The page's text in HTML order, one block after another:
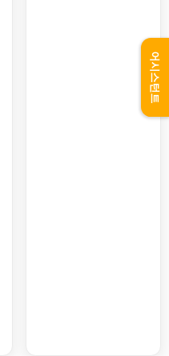
어시스턴트